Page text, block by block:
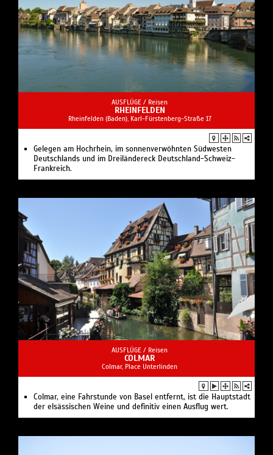
AUSFLÜGE / Reisen
RHEINFELDEN
Rheinfelden (Baden), Karl-Fürstenberg-Straße 17
Gelegen am Hochrhein, im sonnenverwöhnten Südwesten
Deutschlands und im Dreiländereck Deutschland-Schweiz-
Frankreich.
AUSFLÜGE / Reisen
COLMAR
Colmar, Place Unterlinden
Colmar, eine Fahrstunde von Basel entfernt, ist die Hauptstadt
der elsässischen Weine und definitiv einen Ausflug wert.